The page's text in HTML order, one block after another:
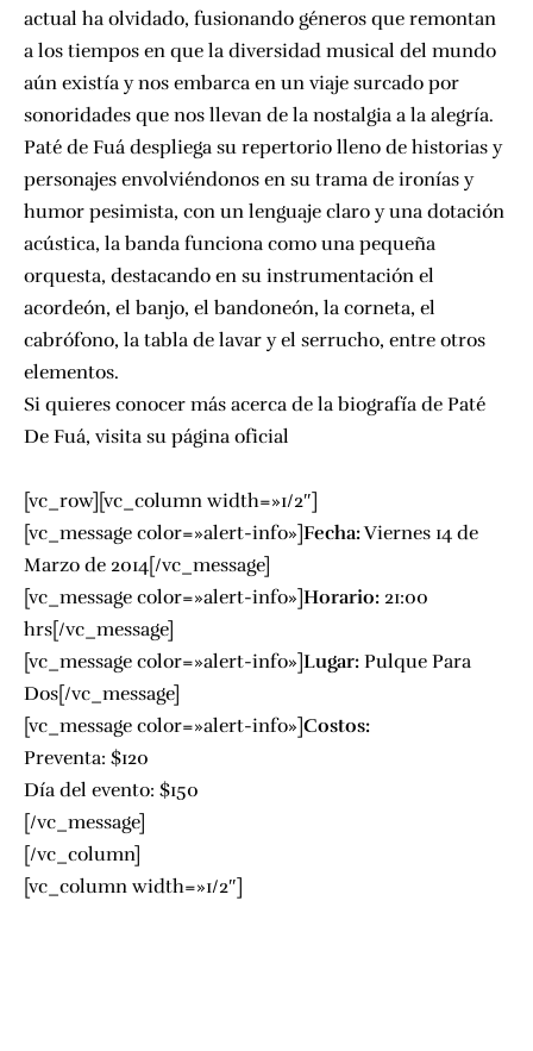
actual ha olvidado, fusionando géneros que remontan
a los tiempos en que la diversidad musical del mundo
aún existía y nos embarca en un viaje surcado por
sonoridades que nos llevan de la nostalgia a la alegría.
Paté de Fuá despliega su repertorio lleno de historias y
personajes envolviéndonos en su trama de ironías y
humor pesimista, con un lenguaje claro y una dotación
acústica, la banda funciona como una pequeña
orquesta, destacando en su instrumentación el
acordeón, el banjo, el bandoneón, la corneta, el
cabrófono, la tabla de lavar y el serrucho, entre otros
elementos.
Si quieres conocer más acerca de la biografía de Paté
De Fuá, visita su página oficial
[vc_row][vc_column width=»1/2″]
[vc_message color=»alert-info»]Fecha:Viernes 14 de
Marzo de 2014[/vc_message]
[vc_message color=»alert-info»]Horario: 21:00
hrs[/vc_message]
[vc_message color=»alert-info»]Lugar: Pulque Para
Dos[/vc_message]
[vc_message color=»alert-info»]Costos:
Preventa: $120
Día del evento: $150
[/vc_message]
[/vc_column]
[vc_column width=»1/2″]